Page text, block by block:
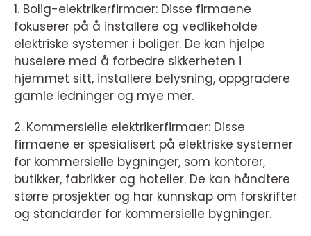
1. Bolig-elektrikerfirmaer: Disse firmaene
fokuserer på å installere og vedlikeholde
elektriske systemer i boliger. De kan hjelpe
huseiere med å forbedre sikkerheten i
hjemmet sitt, installere belysning, oppgradere
gamle ledninger og mye mer.
2. Kommersielle elektrikerfirmaer: Disse
firmaene er spesialisert på elektriske systemer
for kommersielle bygninger, som kontorer,
butikker, fabrikker og hoteller. De kan håndtere
større prosjekter og har kunnskap om forskrifter
og standarder for kommersielle bygninger.